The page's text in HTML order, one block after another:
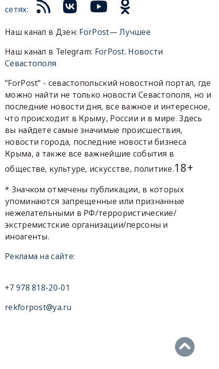
сетях:
Наш канал в Дзен: ForPost— Лучшее
Наш канал в Telegram: ForPost. Новости
Севастополя
"ForPost" - севастопольский новостной портал, где
можно найти не только новости Севастополя, но и
последние новости дня, все важное и интересное,
что происходит в Крыму, России и в мире. Здесь
вы найдете самые значимые происшествия,
новости города, последние новости бизнеса
Крыма, а также все важнейшие события в
обществе, культуре, искусстве, политике.18+
* Значком отмечены публикации, в которых
упоминаются запрещенные или признанные
нежелательными в РФ/террористические/
экстремистские организации/персоны и
иноагенты.
Реклама на сайте:
+7 978 818-20-01
rekforpost@ya.ru